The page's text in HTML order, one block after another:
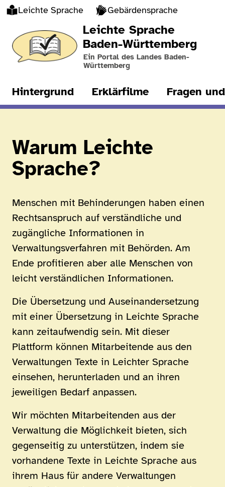
Leichte Sprache
Baden-Württemberg
Ein Portal des Landes Baden-
Württemberg
Leichte Sprache Gebärdensprache
Hintergrund Erklärfilme Fragen
Warum Leichte
Sprache?
Menschen mit Behinderungen haben einen
Rechtsanspruch auf verständliche und
zugängliche Informationen in
Verwaltungsverfahren mit Behörden. Am
Ende profitieren aber alle Menschen von
leicht verständlichen Informationen.
Die Übersetzung und Auseinandersetzung
mit einer Übersetzung in Leichte Sprache
kann zeitaufwendig sein. Mit dieser
Plattform können Mitarbeitende aus den
Verwaltungen Texte in Leichter Sprache
einsehen, herunterladen und an ihren
jeweiligen Bedarf anpassen.
Wir möchten Mitarbeitenden aus der
Verwaltung die Möglichkeit bieten, sich
gegenseitig zu unterstützen, indem sie
vorhandene Texte in Leichte Sprache aus
ihrem Haus für andere Verwaltungen